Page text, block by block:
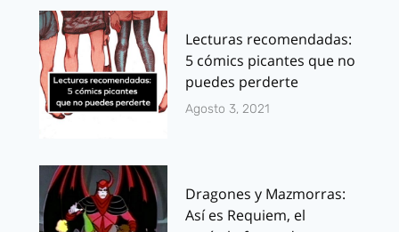
Lecturas recomendadas:
5 cómics picantes que no
puedes perderte
Agosto 3, 2021
Dragones y Mazmorras:
Así es Requiem, el